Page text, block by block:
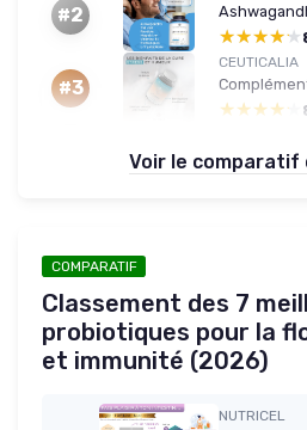
#2
★★★★★
★★★★★
#3
CEUTICALIA
★★★★★
★★★★★
Voir le comparatif
COMPARATIF
Classement des 7
probiotiques pour la
et immunité (2026)
NUTRICEL